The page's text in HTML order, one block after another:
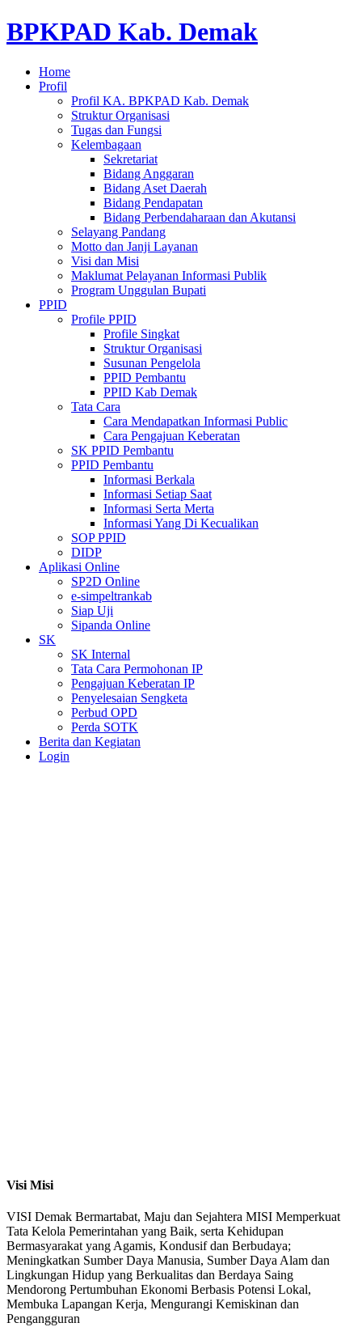
BPKPAD Kab. Demak
Home
Profil
Profil KA. BPKPAD Kab. Demak
Struktur Organisasi
Tugas dan Fungsi
Kelembagaan
Sekretariat
Bidang Anggaran
Bidang Aset Daerah
Bidang Pendapatan
Bidang Perbendaharaan dan Akutansi
Selayang Pandang
Motto dan Janji Layanan
Visi dan Misi
Maklumat Pelayanan Informasi Publik
Program Unggulan Bupati
PPID
Profile PPID
Profile Singkat
Struktur Organisasi
Susunan Pengelola
PPID Pembantu
PPID Kab Demak
Tata Cara
Cara Mendapatkan Informasi Public
Cara Pengajuan Keberatan
SK PPID Pembantu
PPID Pembantu
Informasi Berkala
Informasi Setiap Saat
Informasi Serta Merta
Informasi Yang Di Kecualikan
SOP PPID
DIDP
Aplikasi Online
SP2D Online
e-simpeltrankab
Siap Uji
Sipanda Online
SK
SK Internal
Tata Cara Permohonan IP
Pengajuan Keberatan IP
Penyelesaian Sengketa
Perbud OPD
Perda SOTK
Berita dan Kegiatan
Login
Visi Misi
VISI Demak Bermartabat, Maju dan Sejahtera MISI Memperkuat
Tata Kelola Pemerintahan yang Baik, serta Kehidupan
Bermasyarakat yang Agamis, Kondusif dan Berbudaya;
Meningkatkan Sumber Daya Manusia, Sumber Daya Alam dan
Lingkungan Hidup yang Berkualitas dan Berdaya Saing
Mendorong Pertumbuhan Ekonomi Berbasis Potensi Lokal,
Membuka Lapangan Kerja, Mengurangi Kemiskinan dan
Pengangguran